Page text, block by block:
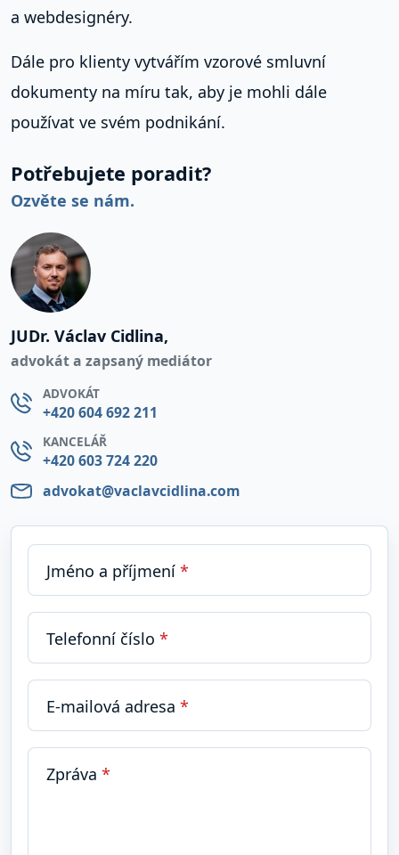
a webdesignéry.
Dále pro klienty vytvářím vzorové smluvní
dokumenty na míru tak, aby je mohli dále
používat ve svém podnikání.
Potřebujete poradit?
Ozvěte se nám.
JUDr. Václav Cidlina,
advokát a zapsaný mediátor
ADVOKÁT
+420 604 692 211
KANCELÁŘ
+420 603 724 220
advokat@vaclavcidlina.com
Jméno a příjmení *
Telefonní číslo *
E-mailová adresa *
Zpráva *